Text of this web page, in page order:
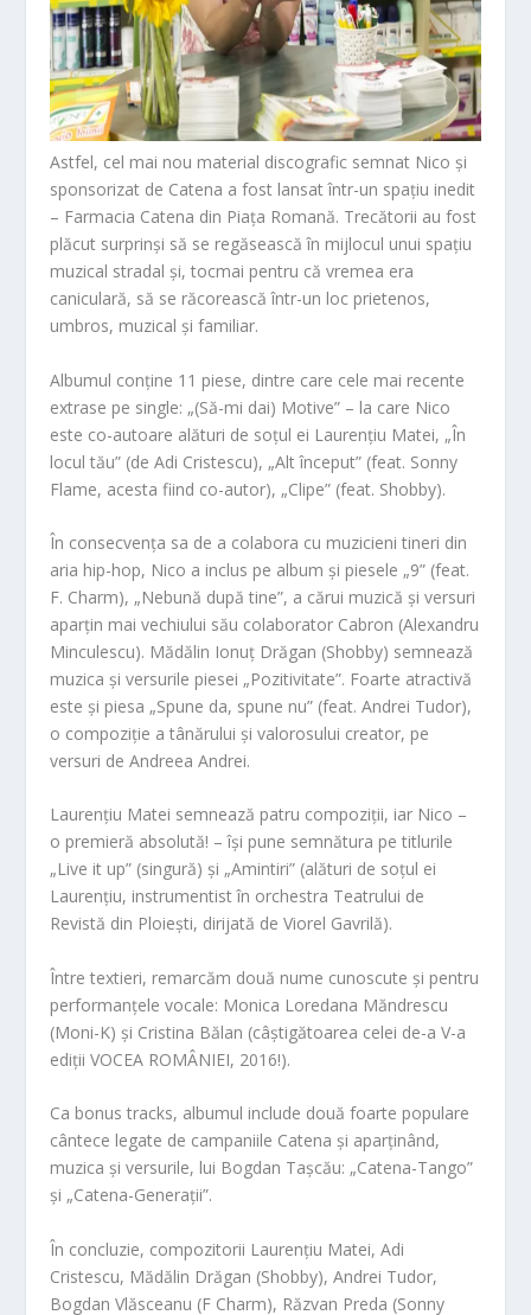
Astfel, cel mai nou material discografic semnat Nico și
sponsorizat de Catena a fost lansat într-un spațiu inedit
– Farmacia Catena din Piața Romană. Trecătorii au fost
plăcut surprinși să se regăsească în mijlocul unui spațiu
muzical stradal și, tocmai pentru că vremea era
caniculară, să se răcorească într-un loc prietenos,
umbros, muzical și familiar.
Albumul conține 11 piese, dintre care cele mai recente
extrase pe single: „(Să-mi dai) Motive” – la care Nico
este co-autoare alături de soțul ei Laurențiu Matei, „În
locul tău” (de Adi Cristescu), „Alt început” (feat. Sonny
Flame, acesta fiind co-autor), „Clipe” (feat. Shobby).
În consecvența sa de a colabora cu muzicieni tineri din
aria hip-hop, Nico a inclus pe album și piesele „9” (feat.
F. Charm), „Nebună după tine”, a cărui muzică și versuri
aparțin mai vechiului său colaborator Cabron (Alexandru
Minculescu). Mădălin Ionuț Drăgan (Shobby) semnează
muzica și versurile piesei „Pozitivitate”. Foarte atractivă
este și piesa „Spune da, spune nu” (feat. Andrei Tudor),
o compoziție a tânărului și valorosului creator, pe
versuri de Andreea Andrei.
Laurențiu Matei semnează patru compoziții, iar Nico –
o premieră absolută! – își pune semnătura pe titlurile
„Live it up” (singură) și „Amintiri” (alături de soțul ei
Laurențiu, instrumentist în orchestra Teatrului de
Revistă din Ploiești, dirijată de Viorel Gavrilă).
Între textieri, remarcăm două nume cunoscute și pentru
performanțele vocale: Monica Loredana Măndrescu
(Moni-K) și Cristina Bălan (câștigătoarea celei de-a V-a
ediții VOCEA ROMÂNIEI, 2016!).
Ca bonus tracks, albumul include două foarte populare
cântece legate de campaniile Catena și aparținând,
muzica și versurile, lui Bogdan Tașcău: „Catena-Tango”
și „Catena-Generații”.
În concluzie, compozitorii Laurențiu Matei, Adi
Cristescu, Mădălin Drăgan (Shobby), Andrei Tudor,
Bogdan Vlăsceanu (F Charm), Răzvan Preda (Sonny